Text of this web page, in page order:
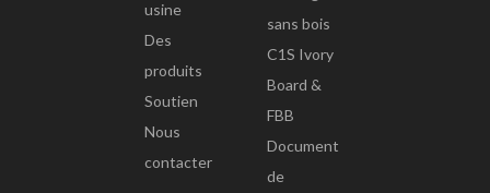
usine
Des
produits
Soutien
Nous
contacter
sans bois
C1S Ivory
Board &
FBB
Document
de